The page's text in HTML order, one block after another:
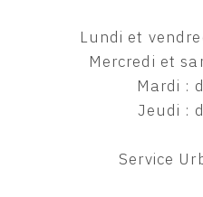
Lundi et
Mercredi et
Mardi :
Jeudi :
Service